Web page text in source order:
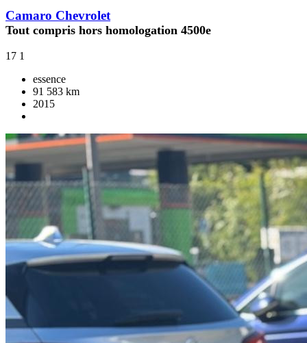
Camaro Chevrolet
Tout compris hors homologation 4500e
17 1
essence
91 583 km
2015